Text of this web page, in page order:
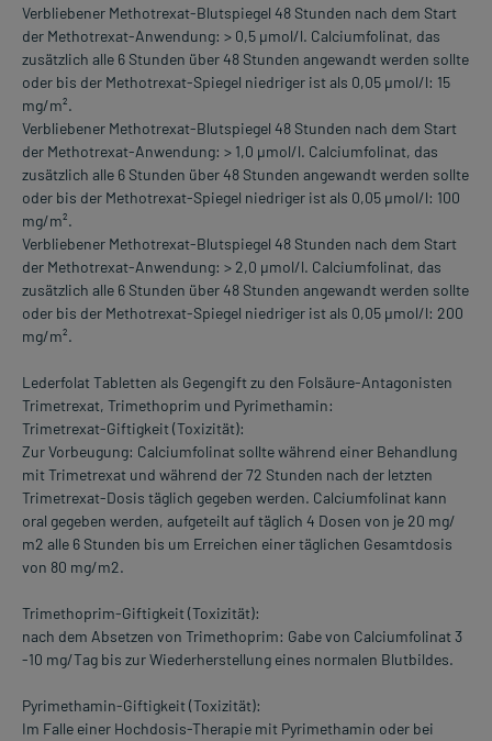
Verbliebener Methotrexat-Blutspiegel 48 Stunden nach dem Start
der Methotrexat-Anwendung: > 0,5 µmol/l. Calciumfolinat, das
zusätzlich alle 6 Stunden über 48 Stunden angewandt werden sollte
oder bis der Methotrexat-Spiegel niedriger ist als 0,05 µmol/l: 15
mg/m².
Verbliebener Methotrexat-Blutspiegel 48 Stunden nach dem Start
der Methotrexat-Anwendung: > 1,0 µmol/l. Calciumfolinat, das
zusätzlich alle 6 Stunden über 48 Stunden angewandt werden sollte
oder bis der Methotrexat-Spiegel niedriger ist als 0,05 µmol/l: 100
mg/m².
Verbliebener Methotrexat-Blutspiegel 48 Stunden nach dem Start
der Methotrexat-Anwendung: > 2,0 µmol/l. Calciumfolinat, das
zusätzlich alle 6 Stunden über 48 Stunden angewandt werden sollte
oder bis der Methotrexat-Spiegel niedriger ist als 0,05 µmol/l: 200
mg/m².
Lederfolat Tabletten als Gegengift zu den Folsäure-Antagonisten
Trimetrexat, Trimethoprim und Pyrimethamin:
Trimetrexat-Giftigkeit (Toxizität):
Zur Vorbeugung: Calciumfolinat sollte während einer Behandlung
mit Trimetrexat und während der 72 Stunden nach der letzten
Trimetrexat-Dosis täglich gegeben werden. Calciumfolinat kann
oral gegeben werden, aufgeteilt auf täglich 4 Dosen von je 20 mg/
m2 alle 6 Stunden bis um Erreichen einer täglichen Gesamtdosis
von 80 mg/m2.
Trimethoprim-Giftigkeit (Toxizität):
nach dem Absetzen von Trimethoprim: Gabe von Calciumfolinat 3
-10 mg/Tag bis zur Wiederherstellung eines normalen Blutbildes.
Pyrimethamin-Giftigkeit (Toxizität):
Im Falle einer Hochdosis-Therapie mit Pyrimethamin oder bei